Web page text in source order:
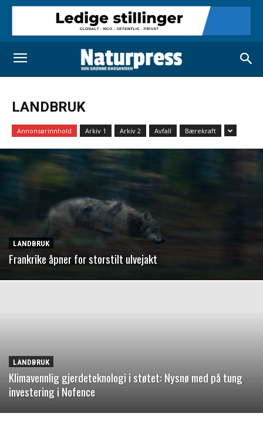
LANDBRUK
Annonsørinnhold Arkiv 1 Arkiv 2 Avfall Bærekraft
LANDBRUK
Frankrike åpner for storstilt ulvejakt
LANDBRUK
Klimavennlig gjerdeteknologi i støtet: Nysnø med på tung
investering i Nofence